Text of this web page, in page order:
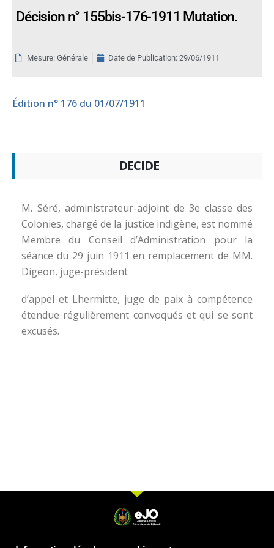
Décision n° 155bis-176-1911 Mutation.
Mesure: Générale Date de Publication: 29/06/1911
Édition n° 176 du 01/07/1911
DECIDE
M. Séré, administrateur-adjoint de 3e classe des
Colonies, chargé de la justice indigène, est nommé
Membre du Conseil d’Administration pour la
séance du 29 juin 1911 en remplacement de MM.
Digeon, juge-président
d’appel et Lhermitte, juge de paix à compétence
étendue régulièrement convoqués et qui se sont
excusés.